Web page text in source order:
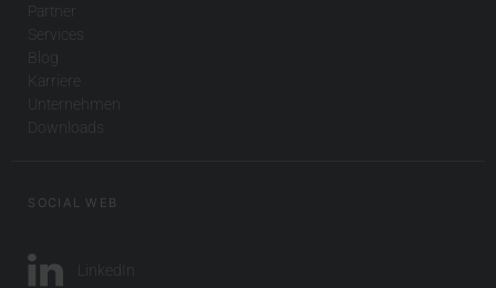
Partner
Services
Blog
Karriere
Unternehmen
Downloads
SOCIAL WEB
LinkedIn